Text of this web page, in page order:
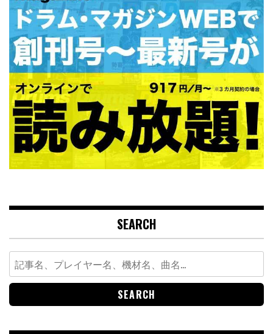
SEARCH
Search
for: